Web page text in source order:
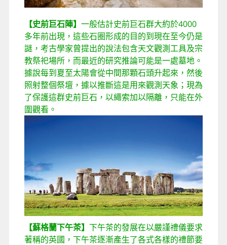
【史前巨石陣】 一般估計史前巨石群大約於4000
多年前出現，這些石圈形成的目的到現在至今仍是
謎，考古學家曾提出的說法包含天文觀測工具及宗
教祭祀場所，而最近的研究推論可能是一處墓地。
據說每到夏至太陽會從中間那顆石頭升起來，然後
照射整個祭壇，據以推斷這是用來觀測天象；現為
了保護這群史前巨石，以繩索加以隔離，只能在外
圍觀看。
【蘇格蘭下午茶】 下午茶的發展在以嚴謹禮儀要求
著稱的英國，下午茶逐漸產生了各式各樣的禮節要